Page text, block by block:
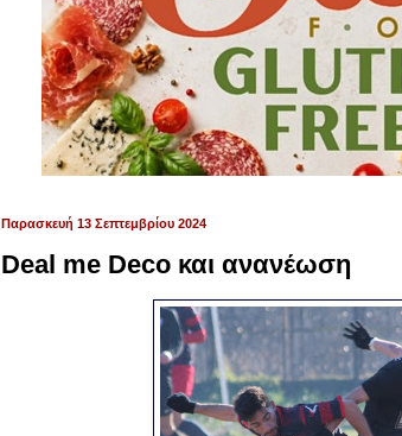
Παρασκευή 13 Σεπτεμβρίου 2024
Deal me Deco και ανανέωση